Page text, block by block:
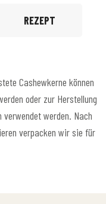
REZEPT
Cashewkerne können
oder zur Herstellung
verwendet werden. Nach
verpacken wir sie für